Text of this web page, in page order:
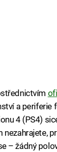
a periferie
4 (PS4)
nezahrajete,
– žádný